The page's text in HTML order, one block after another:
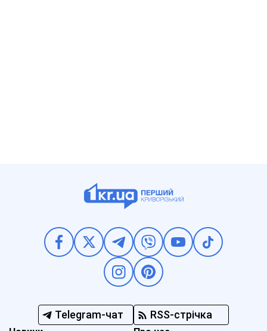
Telegram-чат RSS-стрічка